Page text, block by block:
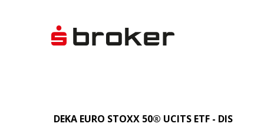
DEKA EURO STOXX 50® UCITS ETF - DIS